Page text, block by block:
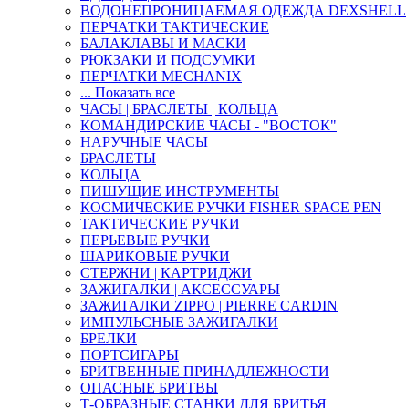
ВОДОНЕПРОНИЦАЕМАЯ ОДЕЖДА DEXSHELL
ПЕРЧАТКИ ТАКТИЧЕСКИЕ
БАЛАКЛАВЫ И МАСКИ
РЮКЗАКИ И ПОДСУМКИ
ПЕРЧАТКИ MECHANIX
... Показать все
ЧАСЫ | БРАСЛЕТЫ | КОЛЬЦА
КОМАНДИРСКИЕ ЧАСЫ - "ВОСТОК"
НАРУЧНЫЕ ЧАСЫ
БРАСЛЕТЫ
КОЛЬЦА
ПИШУЩИЕ ИНСТРУМЕНТЫ
КОСМИЧЕСКИЕ РУЧКИ FISHER SPACE PEN
ТАКТИЧЕСКИЕ РУЧКИ
ПЕРЬЕВЫЕ РУЧКИ
ШАРИКОВЫЕ РУЧКИ
СТЕРЖНИ | КАРТРИДЖИ
ЗАЖИГАЛКИ | АКСЕССУАРЫ
ЗАЖИГАЛКИ ZIPPO | PIERRE CARDIN
ИМПУЛЬСНЫЕ ЗАЖИГАЛКИ
БРЕЛКИ
ПОРТСИГАРЫ
БРИТВЕННЫЕ ПРИНАДЛЕЖНОСТИ
ОПАСНЫЕ БРИТВЫ
Т-ОБРАЗНЫЕ СТАНКИ ДЛЯ БРИТЬЯ